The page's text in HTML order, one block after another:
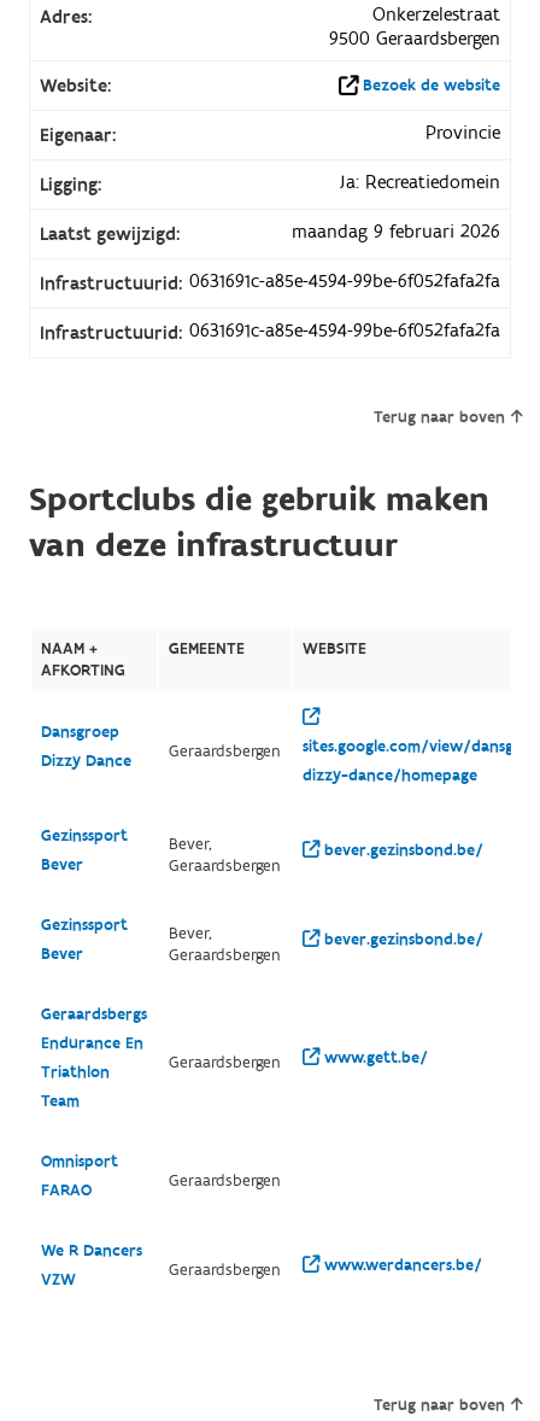
Adres:
Onkerzelestraat
9500 Geraardsbergen
Website:
Bezoek de website
Eigenaar: Provincie
Ligging: Ja: Recreatiedomein
Laatst gewijzigd: maandag 9 februari 2026
Infrastructuurid: 0631691c-a85e-4594-99be-6f052fafa2fa
Infrastructuurid: 0631691c-a85e-4594-99be-6f052fafa2fa
Terug naar boven
Sportclubs die gebruik maken
van deze infrastructuur
NAAM +
AFKORTING
GEMEENTE WEBSITE
Dansgroep
Dizzy Dance
Geraardsbergen
sites.google.com/view/
dizzy-dance/homepage
Gezinssport
Bever
Bever,
Geraardsbergen
bever.gezinsbond.be/
Gezinssport
Bever
Bever,
Geraardsbergen
bever.gezinsbond.be/
Geraardsbergs
Endurance En
Triathlon
Team
Geraardsbergen www.gett.be/
Omnisport
FARAO
Geraardsbergen
We R Dancers
VZW
Geraardsbergen www.werdancers.be/
Terug naar boven